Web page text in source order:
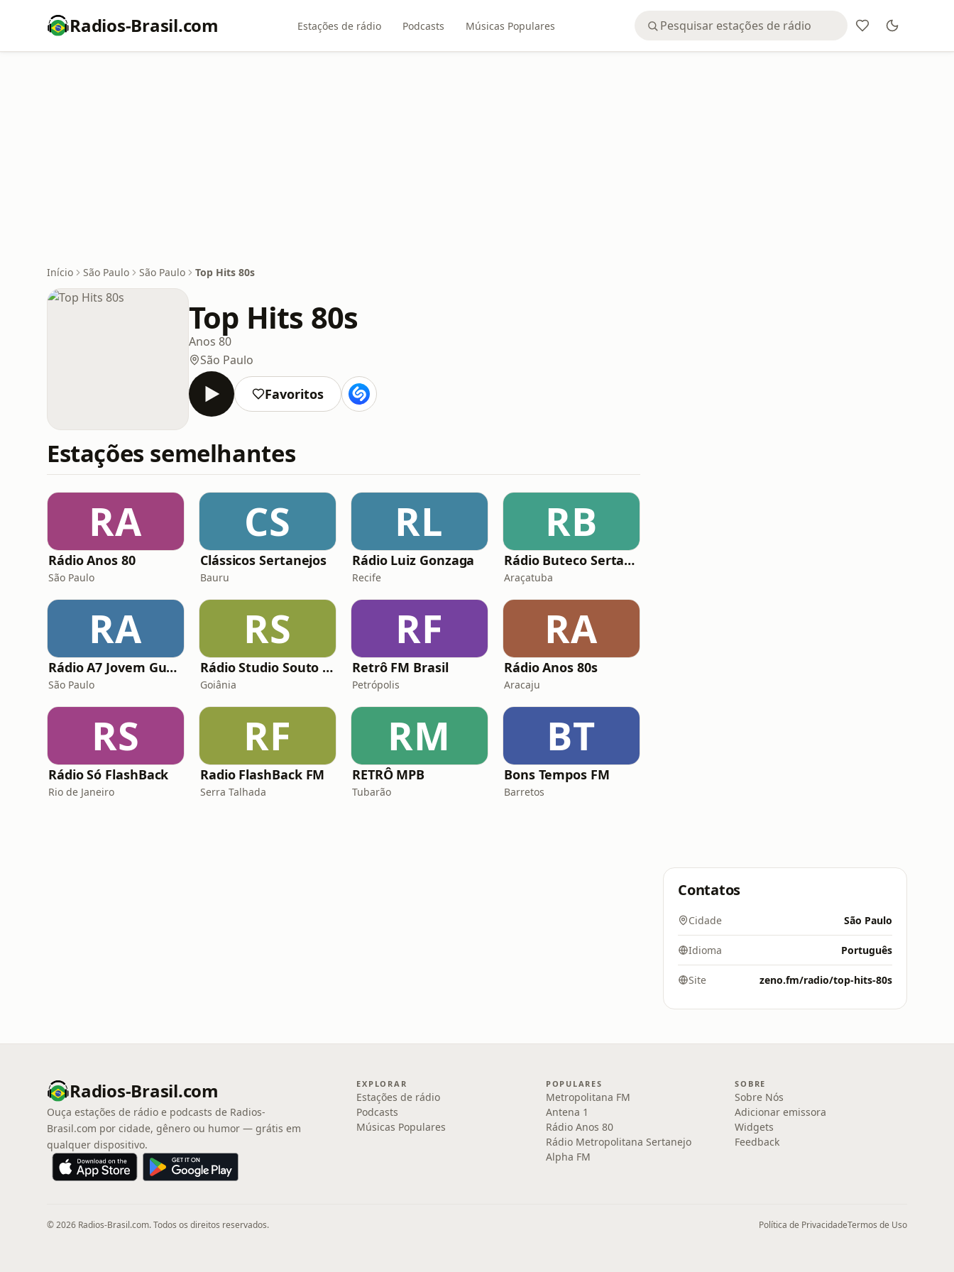
Radios-Brasil.com Estações de rádio Podcasts Músicas Populares
Início São Paulo São Paulo Top Hits 80s
Top Hits 80s
Anos 80
São Paulo
Favoritos
Estações semelhantes
RA
Rádio Anos 80
São Paulo
CS
Clássicos Sertanejos
Bauru
RL
Rádio Luiz Gonzaga
Recife
RB
Rádio Buteco Sertanejo
Araçatuba
RA
Rádio A7 Jovem Guarda FM
São Paulo
RS
Rádio Studio Souto - Sertaneja
Goiânia
RF
Retrô FM Brasil
Petrópolis
RA
Rádio Anos 80s
Aracaju
RS
Rádio Só FlashBack
Rio de Janeiro
RF
Radio FlashBack FM
Serra Talhada
RM
RETRÔ MPB
Tubarão
BT
Bons Tempos FM
Barretos
Contatos
Cidade São Paulo
Idioma Português
Site zeno.fm/radio/top-hits-80s
Radios-Brasil.com
Ouça estações de rádio e podcasts de Radios-
Brasil.com por cidade, gênero ou humor — grátis em
qualquer dispositivo.
EXPLORAR
Estações de rádio
Podcasts
Músicas Populares
POPULARES
Metropolitana FM
Antena 1
Rádio Anos 80
Rádio Metropolitana Sertanejo
Alpha FM
SOBRE
Sobre Nós
Adicionar emissora
Widgets
Feedback
© 2026 Radios-Brasil.com. Todos os direitos reservados. Política de PrivacidadeTermos de Uso